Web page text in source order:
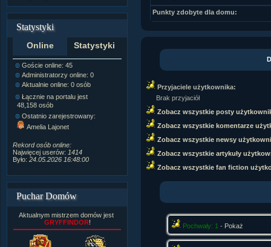
Statystyki
Online Statystyki
Goście online: 45
Administratorzy online: 0
Aktualnie online: 0 osób
Łącznie na portalu jest
48,158 osób
Ostatnio zarejestrowany:
Amelia Lajonet
Rekord osób online:
Najwięcej userów: 1414
Było: 24.05.2026 16:48:00
Napisanych artykułów:
Zdjęć w galerii:21,490
Tematów na forum: 3,921
Postów na forum:
Komentarzy do materiałów:
222,019
3,327
Wlepionych ostrzeżeń:4,170
Puchar Domów
Aktualnym mistrzem domów jest
GRYFFINDOR!
Punkty zdobyte dla domu:
Przyjaciele użytkownika:
Brak przyjaciół
Zobacz wszystkie posty
Zobacz wszystkie komentarze
Zobacz wszystkie newsy
Zobacz wszystkie artykuły
Zobacz wszystkie fan fiction
Pochwały: 1 - Pokaż